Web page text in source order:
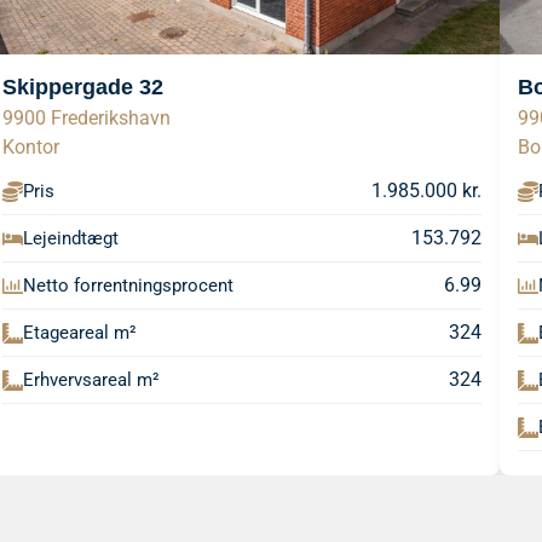
Skippergade 32
9900 Frederikshavn
Kontor
Pris 1.985.000 kr.
Lejeindtægt 153.792
Netto forrentningsprocent 6.99
Etageareal m² 324
Erhvervsareal m² 324